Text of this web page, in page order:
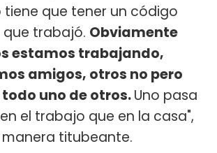
tiene que tener un código
trabajó. Obviamente
estamos trabajando,
amigos, otros no pero
uno de otros.Uno pasa
el trabajo que en la casa",
titubeante.